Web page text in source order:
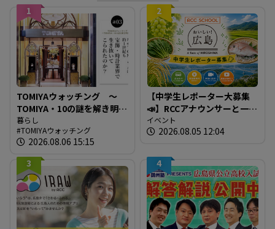
1
TOMIYAウォッチング ～
TOMIYA・10の謎を解き明か
す～ 謎03 「なぜTOMIYAは
約1世紀も宝飾・時計業界で
生き抜いてこられたの
か？」
暮らし
TOMIYAウォッチング
2026.08.06 15:15
2
【中学生レポーター大募集
📣】RCCアナウンサーと一緒
に「広島の食」の現場を取
材しよう！
イベント
2026.08.05 12:04
3 4